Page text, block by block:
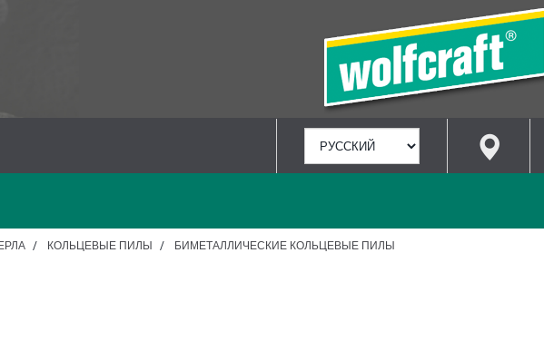
ЯЗЫК
КОЛЬЦЕВЫЕ ПИЛЫ
БИМЕТАЛЛИЧЕСКИЕ КОЛЬЦЕВЫЕ ПИЛЫ